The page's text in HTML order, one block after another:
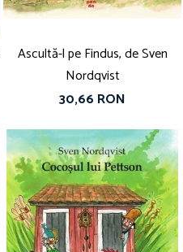
Ascultă-l pe Findus, de Sven
Nordqvist
30,66 RON